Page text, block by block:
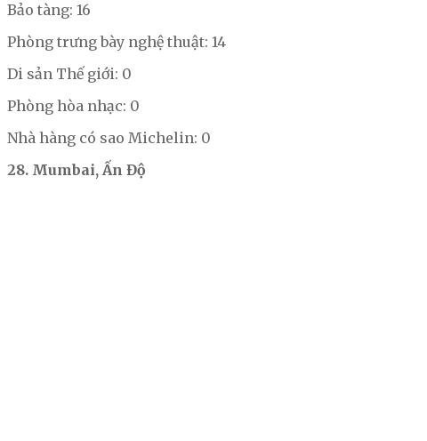
Bảo tàng: 16
Phòng trưng bày nghệ thuật: 14
Di sản Thế giới: 0
Phòng hòa nhạc: 0
Nhà hàng có sao Michelin: 0
28. Mumbai, Ấn Độ